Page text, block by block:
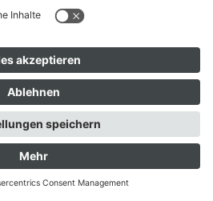
TROUVÉ
zum Seitenanfang springen